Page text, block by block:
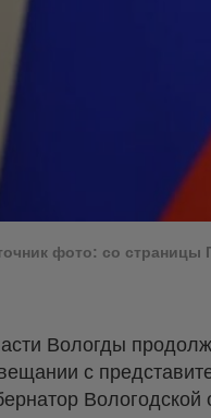
фото: со страницы
Вологды
с